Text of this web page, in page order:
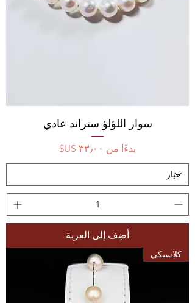
سوار اللؤلؤ ستراند عادي
بدءًا من
سعر البيع
أضِف إلى العربة
كلاسيكي